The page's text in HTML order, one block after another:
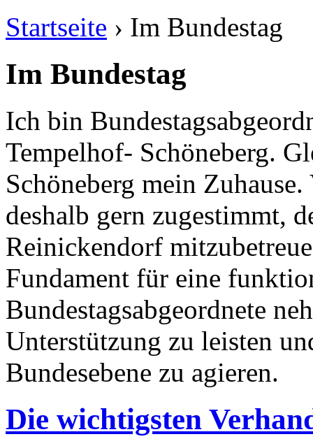
Startseite › Im Bundestag
Im Bundestag
Ich bin
Tempelhof- Schöneberg.
Schöneberg mein
deshalb gern zugestimmt,
Reinickendorf
Fundament für eine
Bundestagsabgeordnete
Unterstützung zu leisten
Bundesebene zu agieren.
Die wichtigsten